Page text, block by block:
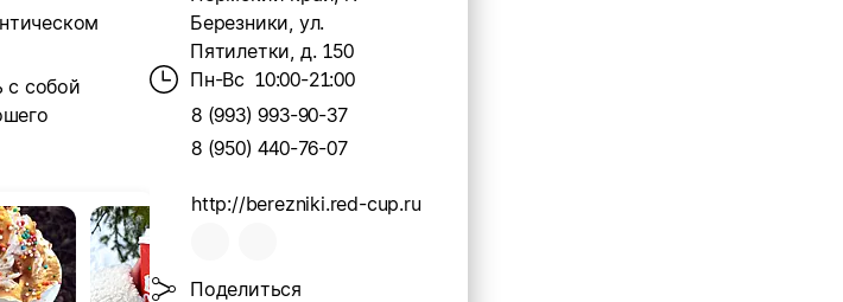
с собой
Березники, ул.
Пятилетки, д. 150
Пн-Вс 10:00-21:00
8 (993) 993-90-37
8 (950) 440-76-07
http://berezniki.red-cup.ru
Поделиться